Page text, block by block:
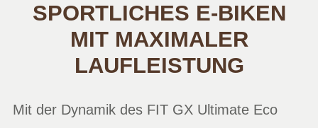
SPORTLICHES E-BIKEN
MIT MAXIMALER
LAUFLEISTUNG
Mit der Dynamik des FIT GX Ultimate Eco